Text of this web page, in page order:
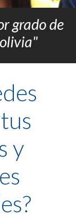
grado de
y